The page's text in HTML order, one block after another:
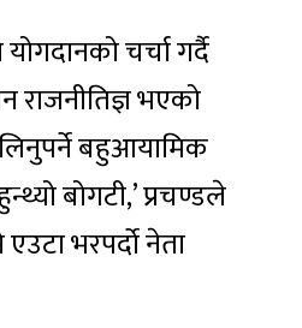
चर्चा गर्दै
राजनीतिज्ञ भएको
लिनुपर्ने बहुआयामिक
बोगटी,’ प्रचण्डले
भरपर्दाे नेता